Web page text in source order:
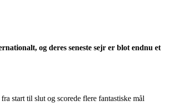
og deres seneste sejr er blot endnu et
start til slut og scorede flere fantastiske mål